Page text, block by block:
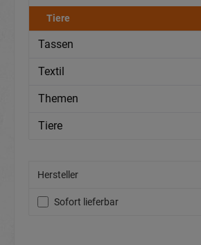
Tiere
Tassen
Textil
Themen
Tiere
Hersteller
Sofort lieferbar